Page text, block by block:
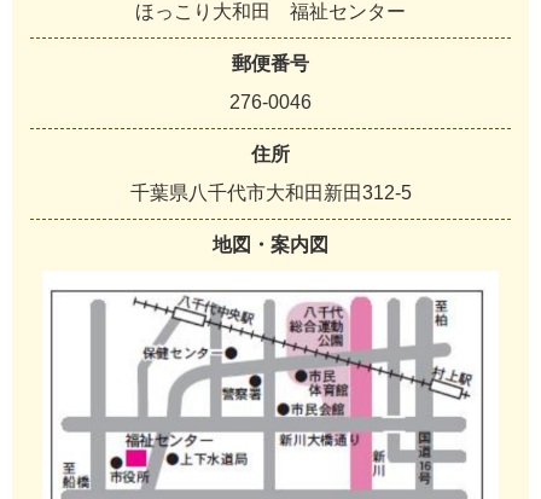
ほっこり大和田 福祉センター
郵便番号
276-0046
住所
千葉県八千代市大和田新田312-5
地図・案内図